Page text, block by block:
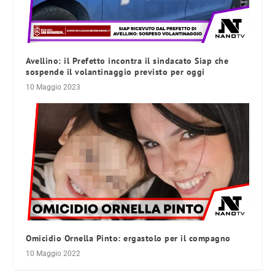
Avellino: il Prefetto incontra il sindacato Siap che
sospende il volantinaggio previsto per oggi
10 Maggio 2023
Omicidio Ornella Pinto: ergastolo per il compagno
10 Maggio 2022